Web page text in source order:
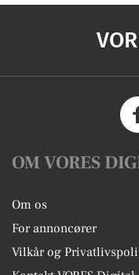
OM VORES
Om os
For annoncører
Vilkår og